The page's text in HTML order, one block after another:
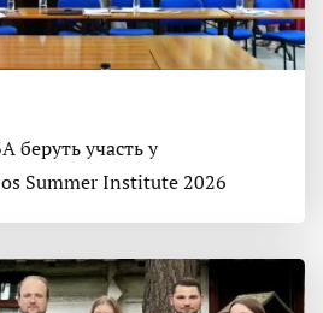
беруть участь у
Summer Institute 2026